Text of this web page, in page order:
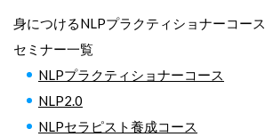
身につけるNLPプラクティショナーコース
セミナー一覧
NLPプラクティショナーコース
NLP2.0
NLPセラピスト養成コース